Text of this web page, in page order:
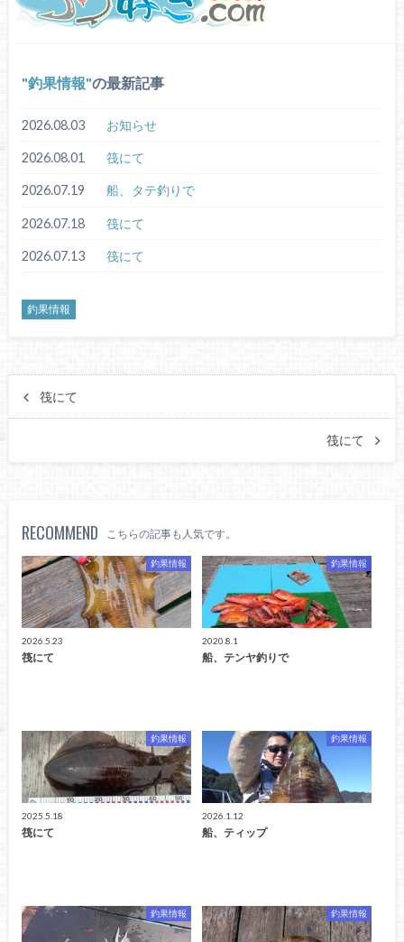
釣果情報 の最新記事
2026.08.03 お知らせ
2026.08.01 筏にて
2026.07.19 船、タテ釣りで
2026.07.18 筏にて
2026.07.13 筏にて
釣果情報
筏にて
筏にて
RECOMMEND こちらの記事も人気です。
釣果情報
2026.5.23
筏にて
釣果情報
2020.8.1
船、テンヤ釣りで
釣果情報
2025.5.18
筏にて
釣果情報
2026.1.12
船、ティップ
釣果情報 釣果情報